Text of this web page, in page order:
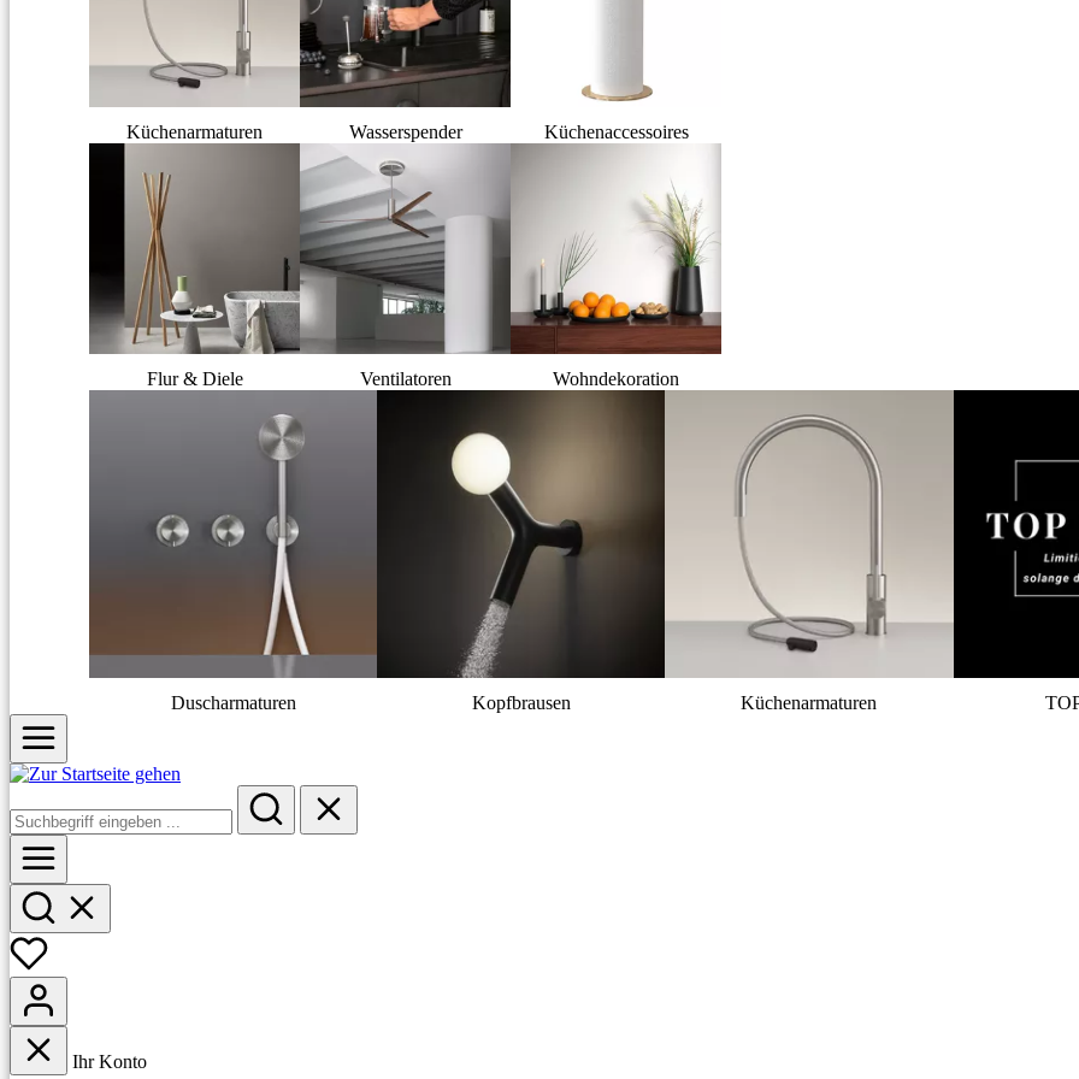
Küchenarmaturen Wasserspender Küchenaccessoires
Flur & Diele Ventilatoren Wohndekoration
Duscharmaturen Kopfbrausen Küchenarmaturen
Ihr Konto